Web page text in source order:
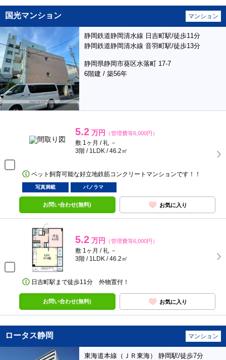
国光マンション マンション
静岡鉄道静岡清水線 日吉町駅/徒歩11分
静岡鉄道静岡清水線 音羽町駅/徒歩13分
静岡県静岡市葵区水落町 17-7
6階建 / 築56年
5.2 万円 （管理費等6,000円）
敷 1ヶ月 / 礼 －
3階 / 1LDK / 46.2㎡
ペット飼育可能な好立地鉄筋コンクリートマンションです！！
写真満載 パノラマ
お問い合わせ(無料) お気に入り
5.2 万円 （管理費等6,000円）
敷 1ヶ月 / 礼 －
3階 / 1LDK / 46.2㎡
日吉町駅まで徒歩11分 外物置付！
お問い合わせ(無料) お気に入り
ロータス静岡 マンション
東海道本線（ＪＲ東海） 静岡駅/徒歩7分